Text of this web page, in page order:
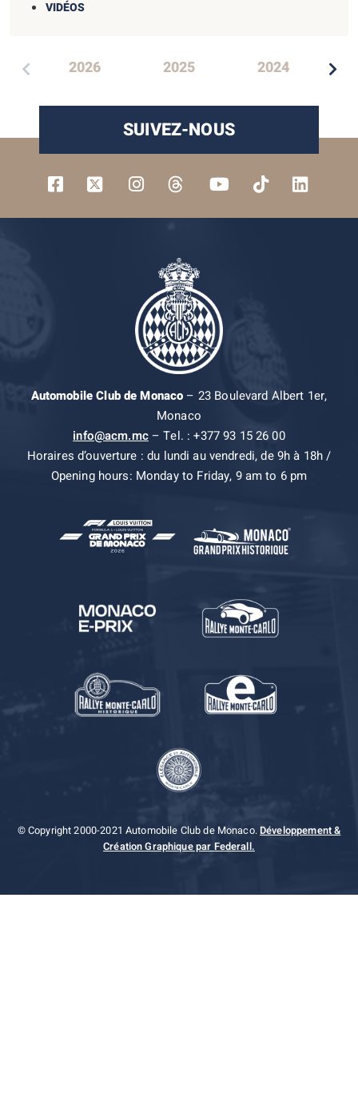
VIDÉOS
2026 2025 2024
SUIVEZ-NOUS
Automobile Club de Monaco– 23 Boulevard Albert 1er,
Monaco
info@acm.mc– Tel. : +377 93 15 26 00
Horaires d’ouverture : du lundi au vendredi, de 9h à 18h /
Opening hours: Monday to Friday, 9 am to 6 pm
© Copyright 2000-2021 Automobile Club de Monaco.Développement &
Création Graphique par Federall.